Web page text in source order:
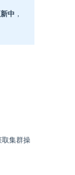
中 ，
取集群操